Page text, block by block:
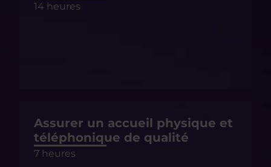
14 heures
Assurer un accueil physique et
téléphonique de qualité
7 heures